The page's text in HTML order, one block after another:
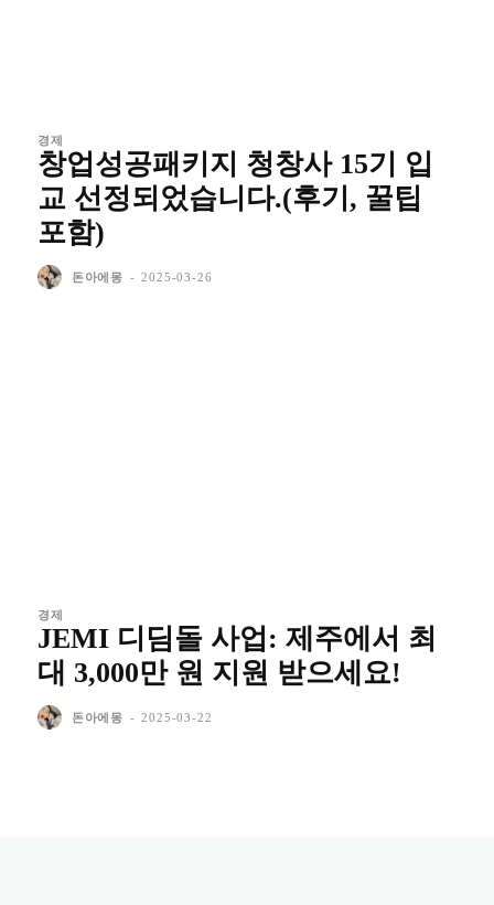
경제
창업성공패키지 청창사 15기 입
교 선정되었습니다.(후기, 꿀팁
포함)
돈아에몽 - 2025-03-26
경제
JEMI 디딤돌 사업: 제주에서 최
대 3,000만 원 지원 받으세요!
돈아에몽 - 2025-03-22